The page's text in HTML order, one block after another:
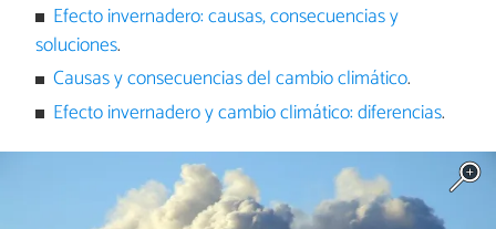
Efecto invernadero: causas, consecuencias y
soluciones.
Causas y consecuencias del cambio climático.
Efecto invernadero y cambio climático: diferencias.